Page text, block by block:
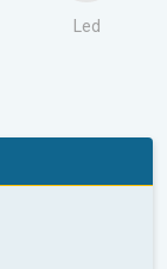
Led